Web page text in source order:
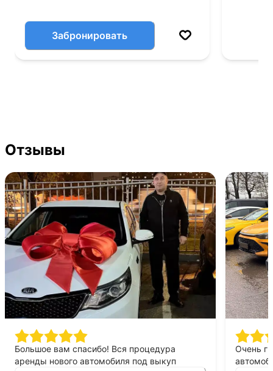
Забронировать
Отзывы
Большое вам спасибо! Вся процедура
аренды нового автомобиля под выкуп
Очень